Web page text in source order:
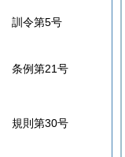
訓令第5号
条例第21号
規則第30号